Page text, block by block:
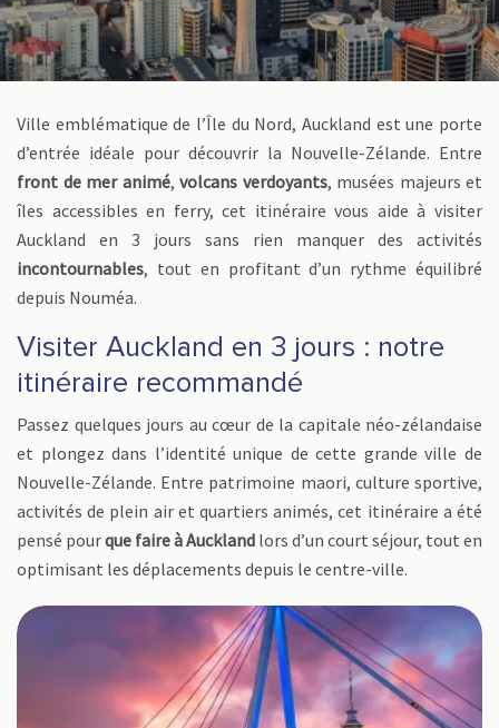
Ville emblématique de l’Île du Nord, Auckland est une porte
d’entrée idéale pour découvrir la Nouvelle-Zélande. Entre
front de mer animé, volcans verdoyants, musées majeurs et
îles accessibles en ferry, cet itinéraire vous aide à visiter
Auckland en 3 jours sans rien manquer des activités
incontournables, tout en profitant d’un rythme équilibré
depuis Nouméa.
Visiter Auckland en 3 jours : notre
itinéraire recommandé
Passez quelques jours au cœur de la capitale néo-zélandaise
et plongez dans l’identité unique de cette grande ville de
Nouvelle-Zélande. Entre patrimoine maori, culture sportive,
activités de plein air et quartiers animés, cet itinéraire a été
pensé pourque faire à Auckland lors d’un court séjour, tout en
optimisant les déplacements depuis le centre-ville.